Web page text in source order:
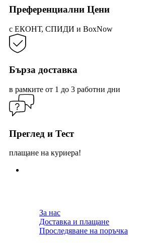
Преференциални Цени
с ЕКОНТ, СПИДИ и BoxNow
Бърза доставка
в рамките от 1 до 3 работни дни
Преглед и Тест
плащане на куриера!
За нас
Доставка и плащане
Проследяване на поръчка